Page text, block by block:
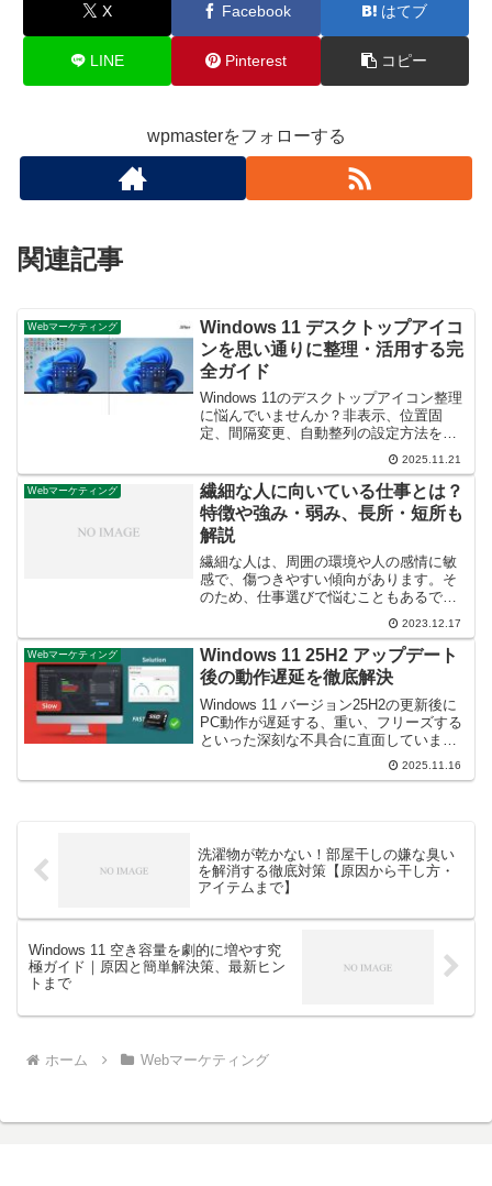
X Facebook はてブ
LINE Pinterest コピー
wpmasterをフォローする
関連記事
Webマーケティング
Windows 11 デスクトップアイコ
ンを思い通りに整理・活用する完
全ガイド
Windows 11のデスクトップアイコン整理
に悩んでいませんか？非表示、位置固
定、間隔変更、自動整列の設定方法を最
2025.11.21
Webマーケティング
繊細な人に向いている仕事とは？
特徴や強み・弱み、長所・短所も
解説
繊細な人は、周囲の環境や人の感情に敏
感で、傷つきやすい傾向があります。そ
のため、仕事選びで悩むこともあるでし
ょう。今回の記事では、繊細な人の特徴
や強み・弱み向いている仕事今の仕事が
向いているかわからない時の対処法繊細
な人に多い退職理由につい...
2023.12.17
Webマーケティング
Windows 11 25H2 アップデート
後の動作遅延を徹底解決
Windows 11 バージョン25H2の更新後に
PC動作が遅延する、重い、フリーズする
といった深刻な不具合に直面していませ
んか？初心者の方でも安全に実行でき
る、原因の特定方法から、システム最適
2025.11.16
洗濯物が乾かない！部屋干しの嫌な臭い
を解消する徹底対策【原因から干し方・
アイテムまで】
Windows 11 空き容量を劇的に増やす究
極ガイド｜原因と簡単解決策、最新ヒン
トまで
ホーム Webマーケティング